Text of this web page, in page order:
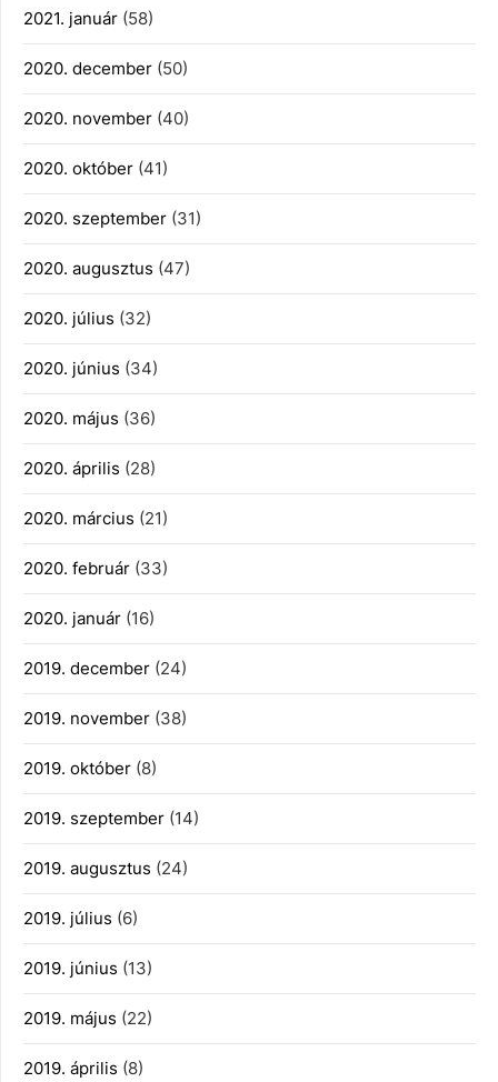
2021. január (58)
2020. december (50)
2020. november (40)
2020. október (41)
2020. szeptember (31)
2020. augusztus (47)
2020. július (32)
2020. június (34)
2020. május (36)
2020. április (28)
2020. március (21)
2020. február (33)
2020. január (16)
2019. december (24)
2019. november (38)
2019. október (8)
2019. szeptember (14)
2019. augusztus (24)
2019. július (6)
2019. június (13)
2019. május (22)
2019. április (8)